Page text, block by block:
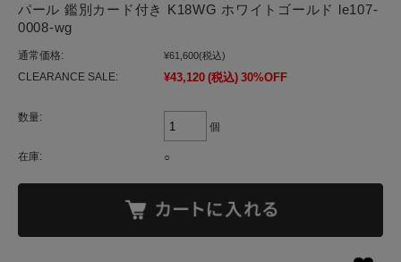
パール 鑑別カード付き K18WG ホワイトゴールド le107-
0008-wg
通常価格: ¥61,600(税込)
CLEARANCE SALE: ¥43,120 (税込) 30%OFF
数量:
個
在庫: ○